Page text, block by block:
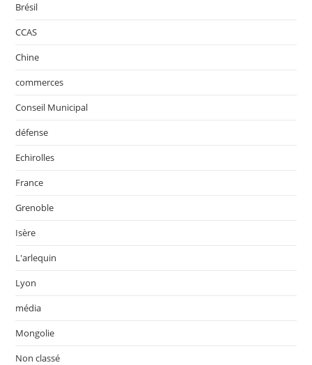
Brésil
CCAS
Chine
commerces
Conseil Municipal
défense
Echirolles
France
Grenoble
Isère
L'arlequin
Lyon
média
Mongolie
Non classé